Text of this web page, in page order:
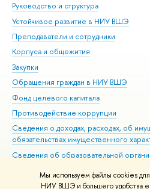
Мы используем файлы cookies
НИУ ВШЭ и большего удобства
Руководство и структура
Устойчивое развитие в НИУ ВШЭ
Преподаватели и сотрудники
Корпуса и общежития
Закупки
Обращения граждан в НИУ ВШЭ
Фонд целевого капитала
Противодействие коррупции
Сведения о доходах, расходах, об
обязательствах имущественного
Сведения об образовательной
Людям с ограниченными
Единая платежная страница